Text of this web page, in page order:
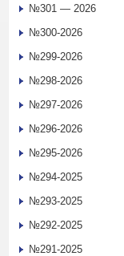
№301 — 2026
№300-2026
№299-2026
№298-2026
№297-2026
№296-2026
№295-2026
№294-2025
№293-2025
№292-2025
№291-2025